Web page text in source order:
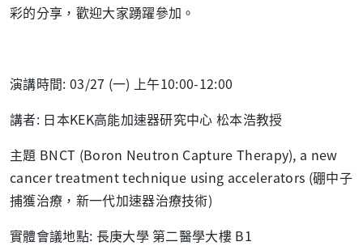
彩的分享，歡迎大家踴躍參加。
演講時間: 03/27 (一) 上午10:00-12:00
講者: 日本KEK高能加速器研究中心 松本浩教授
主題 BNCT (Boron Neutron Capture Therapy), a new
cancer treatment technique using accelerators (硼中子
捕獲治療，新一代加速器治療技術)
實體會議地點: 長庚大學 第二醫學大樓 B1